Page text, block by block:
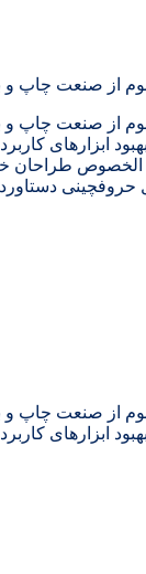
از صنعت چاپ
از صنعت چاپ
بهبود ابزارهای
طراحان
از صنعت چاپ
ابزارهای